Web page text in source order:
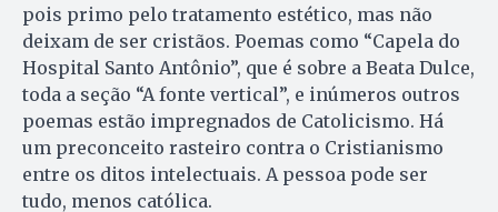
pois primo pelo tratamento estético, mas não
deixam de ser cristãos. Poemas como “Capela do
Hospital Santo Antônio”, que é sobre a Beata Dulce,
toda a seção “A fonte vertical”, e inúmeros outros
poemas estão impregnados de Catolicismo. Há
um preconceito rasteiro contra o Cristianismo
entre os ditos intelectuais. A pessoa pode ser
tudo, menos católica.